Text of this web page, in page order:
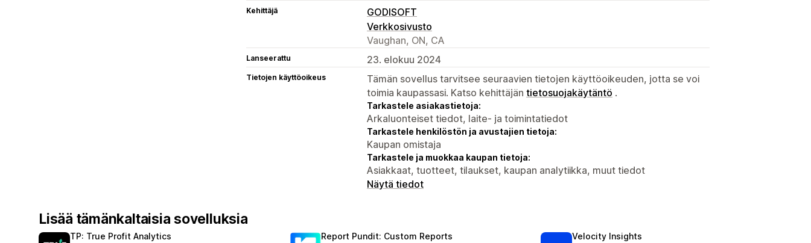
Kehittäjä
GODISOFT
Verkkosivusto
Vaughan, ON, CA
Lanseerattu 23. elokuu 2024
Tietojen käyttöoikeus
Tämän sovellus tarvitsee seuraavien tietojen käyttöoikeuden, jotta se voi
toimia kaupassasi. Katso kehittäjän tietosuojakäytäntö .
Tarkastele asiakastietoja:
Arkaluonteiset tiedot, laite- ja toimintatiedot
Tarkastele henkilöstön ja avustajien tietoja:
Kaupan omistaja
Tarkastele ja muokkaa kaupan tietoja:
Asiakkaat, tuotteet, tilaukset, kaupan analytiikka, muut tiedot
Näytä tiedot
Lisää tämänkaltaisia sovelluksia
TP: True Profit Analytics Report Pundit: Custom Reports Velocity Insights